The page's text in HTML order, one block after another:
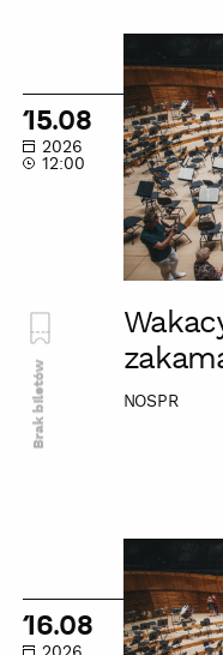
zwiedzanie
zakamarków
NOSPR
15.08
2026
12:00
NOSPR
Brak biletów
zwiedzanie
zakamarków
NOSPR
16.08